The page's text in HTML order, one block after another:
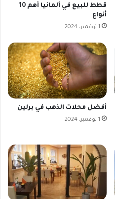
قطط للبيع في ألمانيا أهم 10
أنواع
1 نوفمبر، 2024
أفضل محلات الذهب في برلين
1 نوفمبر، 2024